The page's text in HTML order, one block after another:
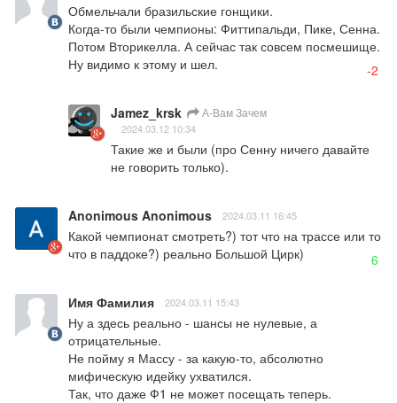
Обмельчали бразильские гонщики.
Когда-то были чемпионы: Фиттипальди, Пике, Сенна.
Потом Вторикелла. А сейчас так совсем посмешище.
Ну видимо к этому и шел.
-2
Jamez_krsk А-Вам Зачем
2024.03.12 10:34
Такие же и были (про Сенну ничего давайте
не говорить только).
Anonimous Anonimous 2024.03.11 16:45
Какой чемпионат смотреть?) тот что на трассе или то
что в паддоке?) реально Большой Цирк)
6
Имя Фамилия 2024.03.11 15:43
Ну а здесь реально - шансы не нулевые, а
отрицательные.
Не пойму я Массу - за какую-то, абсолютно
мифическую идейку ухватился.
Так, что даже Ф1 не может посещать теперь.